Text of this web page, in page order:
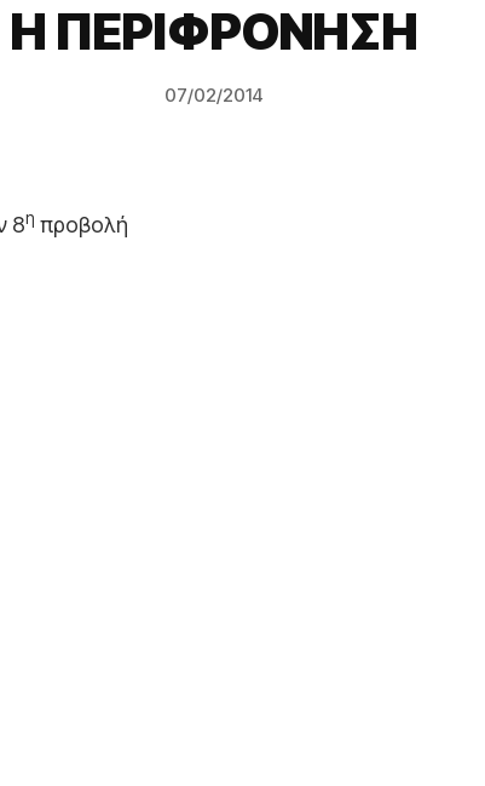
Η ΠΕΡΙΦΡΟΝΗΣΗ
07/02/2014
8η προβολή